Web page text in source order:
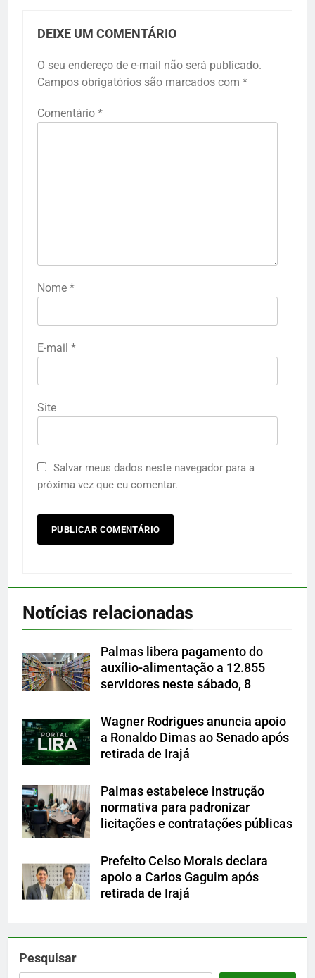
DEIXE UM COMENTÁRIO
O seu endereço de e-mail não será publicado.
Campos obrigatórios são marcados com *
Comentário *
Nome *
E-mail *
Site
Salvar meus dados neste navegador para a
próxima vez que eu comentar.
Notícias relacionadas
Palmas libera pagamento do
auxílio-alimentação a 12.855
servidores neste sábado, 8
Wagner Rodrigues anuncia apoio
a Ronaldo Dimas ao Senado após
retirada de Irajá
Palmas estabelece instrução
normativa para padronizar
licitações e contratações públicas
Prefeito Celso Morais declara
apoio a Carlos Gaguim após
retirada de Irajá
Pesquisar